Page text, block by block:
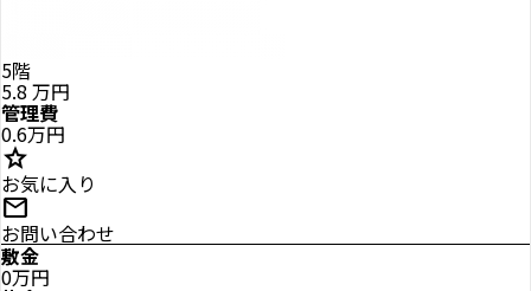
5階
5.8 万円
管理費
0.6万円
star
お気に入り
mail
お問い合わせ
敷金
0万円